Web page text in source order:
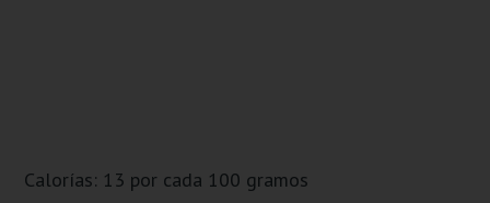
Calorías: 13 por cada 100 gramos